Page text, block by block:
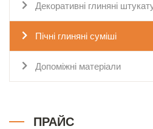
Декоративні глиняні
Пічні глиняні суміші
Допоміжні матеріали
ПРАЙС